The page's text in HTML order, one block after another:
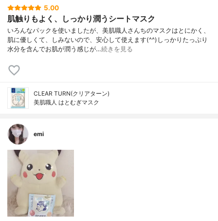
5.00
肌触りもよく、しっかり潤うシートマスク
いろんなパックを使いましたが、美肌職人さんちのマスクはとにかく、
肌に優しくて、しみないので、安心して使えます(^^)しっかりたっぷり
水分を含んでお肌が潤う感じが…続きを見る
CLEAR TURN(クリアターン)
美肌職人 はとむぎマスク
emi